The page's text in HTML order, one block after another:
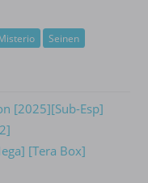
Seinen
[2025][Sub-Esp]
[Tera Box]